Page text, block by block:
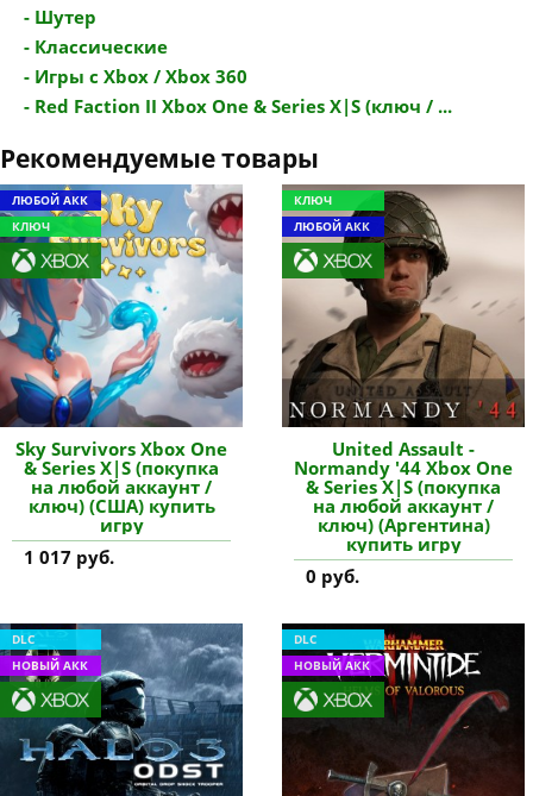
- Шутер
- Классические
- Игры с Xbox / Xbox 360
- Red Faction II Xbox One & Series X|S (ключ / ...
Рекомендуемые товары
ЛЮБОЙ АКК
КЛЮЧ
Sky Survivors Xbox One
& Series X|S (покупка
на любой аккаунт /
ключ) (США) купить
игру
1 017 руб.
КЛЮЧ
ЛЮБОЙ АКК
United Assault -
Normandy '44 Xbox One
& Series X|S (покупка
на любой аккаунт /
ключ) (Аргентина)
купить игру
0 руб.
DLC
НОВЫЙ АКК
DLC
НОВЫЙ АКК